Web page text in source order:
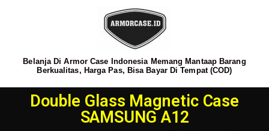
Belanja Di Armor Case Indonesia Memang Mantaap Barang
Berkualitas, Harga Pas, Bisa Bayar Di Tempat (COD)
Double Glass Magnetic Case
SAMSUNG A12